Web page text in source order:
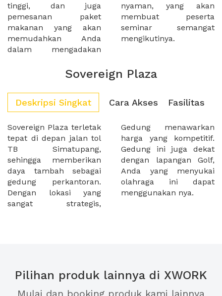
tinggi, dan juga
pemesanan paket
makanan yang akan
memudahkan Anda
dalam mengadakan
nyaman, yang akan
membuat peserta
seminar semangat
mengikutinya.
Sovereign Plaza
Deskripsi Singkat Cara Akses Fasilitas
Sovereign Plaza terletak
tepat di depan jalan tol
TB Simatupang,
sehingga memberikan
daya tambah sebagai
gedung perkantoran.
Dengan lokasi yang
sangat strategis,
Gedung menawarkan
harga yang kompetitif.
Gedung ini juga dekat
dengan lapangan Golf,
Anda yang menyukai
olahraga ini dapat
menggunakan nya.
Pilihan produk lainnya di XWORK
Mulai dan booking produk kami lainnya